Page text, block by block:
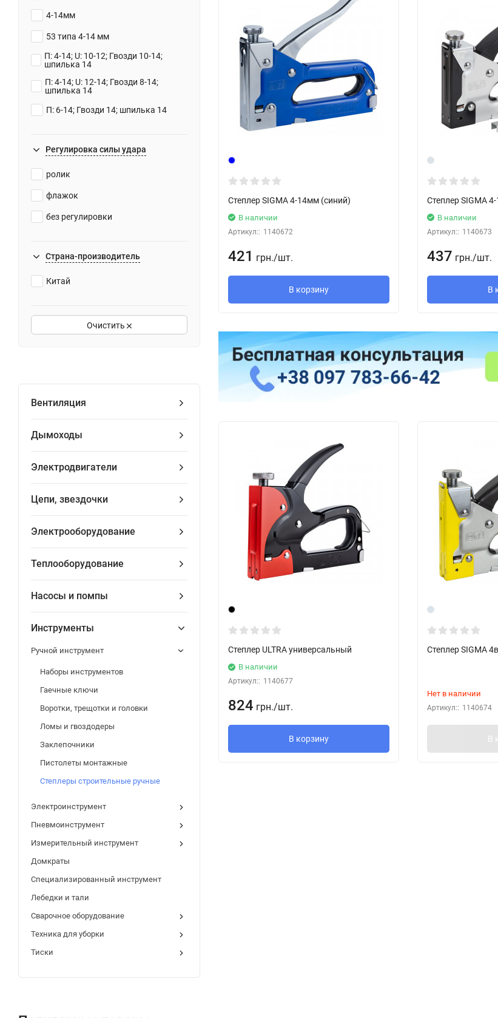
4-14мм
53 типа 4-14 мм
П: 4-14; U: 10-12; Гвозди 10-14;
шпилька 14
П: 4-14; U: 12-14; Гвозди 8-14;
шпилька 14
П: 6-14; Гвозди 14; шпилька 14
Регулировка силы удара
ролик
флажок
без регулировки
Страна-производитель
Китай
Очистить
Вентиляция
Дымоходы
Электродвигатели
Цепи, звездочки
Электрооборудование
Теплооборудование
Насосы и помпы
Инструменты
Ручной инструмент
Наборы инструментов
Гаечные ключи
Воротки, трещотки и головки
Ломы и гвоздодеры
Заклепочники
Пистолеты монтажные
Степлеры строительные ручные
Электроинструмент
Пневмоинструмент
Измерительный инструмент
Домкраты
Специализированный инструмент
Лебедки и тали
Сварочное оборудование
Техника для уборки
Тиски
Степлер SIGMA 4-14мм (синий)
В наличии
Артикул:: 1140672
421 грн./шт.
В корзину
Степлер SIGMA
В наличии
Артикул:: 1140673
437 грн./шт.
В
Степлер ULTRA универсальный
В наличии
Артикул:: 1140677
824 грн./шт.
В корзину
Степлер SIGMA
Нет в наличии
Артикул:: 1140674
В